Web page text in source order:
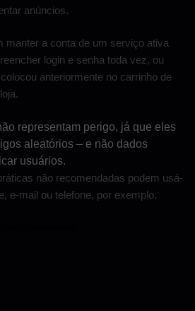
anúncios.
manter a conta de um serviço ativa
login e senha toda vez, ou
anteriormente no carrinho de
representam perigo, já que eles
aleatórios – e não dados
usuários.
não recomendadas podem usá-
e-mail ou telefone, por exemplo.